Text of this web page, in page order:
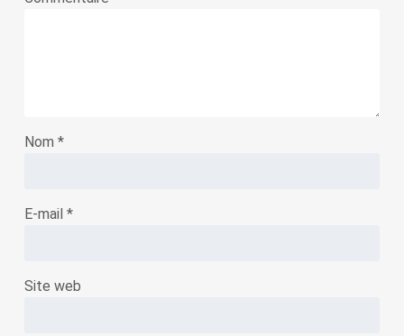
Nom *
E-mail *
Site web